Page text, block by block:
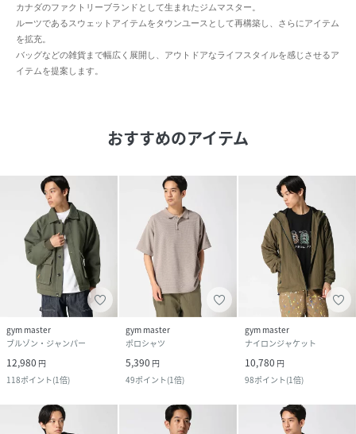
カナダのファクトリーブランドとして生まれたジムマスター。
ルーツであるスウェットアイテムをタウンユースとして再構築し、さらにアイテム
を拡充。
バッグなどの雑貨まで幅広く展開し、アウトドアなライフスタイルを感じさせるア
イテムを提案します。
おすすめのアイテム
gym master
ブルゾン・ジャンパー
12,980 円
118ポイント(1倍)
gym master
ポロシャツ
5,390 円
49ポイント(1倍)
gym master
ナイロンジャケット
10,780 円
98ポイント(1倍)